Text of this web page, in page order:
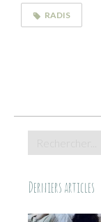
RADIS
Derniers articles